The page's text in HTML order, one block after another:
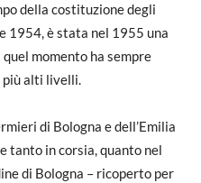
della costituzione degli
1954, è stata nel 1955 una
momento ha sempre
più alti livelli.
di Bologna e dell’Emilia
tanto in corsia, quanto nel
di Bologna – ricoperto per